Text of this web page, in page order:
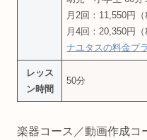
月2回：11,550円（
月4回：20,350円（
ナユタスの料金プ
レッス
ン時間
50分
楽器コース／動画作成コ